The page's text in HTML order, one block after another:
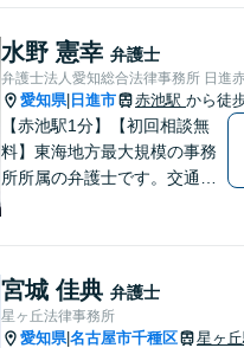
ターネット／削除請求や開示
請求、利用規約などのトラブ
ルはお任せ！相続／感情面の
納得感を重視します。
水野 憲幸 弁護士
弁護士法人愛知総合法律事務所 日進
愛知県| 日進市 赤池駅 から徒
【赤池駅1分】【初回相談無
料】東海地方最大規模の事務
所所属の弁護士です。交通事
談対応も行っております。ま
ずは、お気軽にお電話くださ
い。
宮城 佳典 弁護士
星ヶ丘法律事務所
愛知県|名古屋市千種区 星ヶ